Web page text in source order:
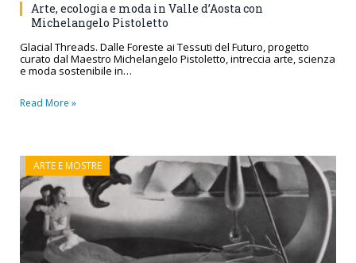
Arte, ecologia e moda in Valle d’Aosta con
Michelangelo Pistoletto
Glacial Threads. Dalle Foreste ai Tessuti del Futuro, progetto
curato dal Maestro Michelangelo Pistoletto, intreccia arte, scienza
e moda sostenibile in…
Read More »
ARTE E MOSTRE